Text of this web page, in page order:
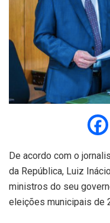
De acordo com o
da República, Luiz
ministros do seu
eleições municipais de